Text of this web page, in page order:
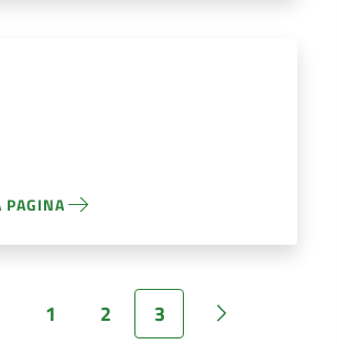
PAGINA
precedente
Pagina
1 Pagina
2 Pagina
3
Pagina